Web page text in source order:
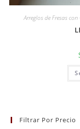
Arreglos de Fresas
Filtrar Por Precio